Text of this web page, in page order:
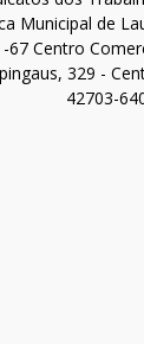
Municipal de
67 Centro
329 -
42703-